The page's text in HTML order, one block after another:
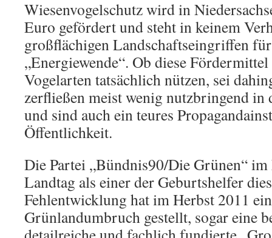
Wiesenvogelschutz wird in
Euro gefördert und steht in keinem
großflächigen Landschaftseingriffen
„Energiewende“. Ob diese
Vogelarten tatsächlich nützen, sei
zerfließen meist wenig nutzbringend
und sind auch ein teures
Öffentlichkeit.
Die Partei „Bündnis90/Die Grünen“ im
Landtag als einer der Geburtshelfer
Fehlentwicklung hat im Herbst 2011
Grünlandumbruch gestellt, sogar eine